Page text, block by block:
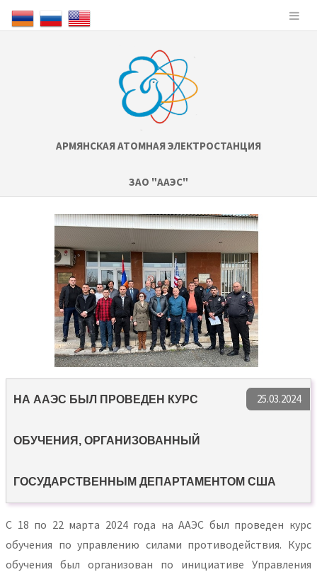
АРМЯНСКАЯ АТОМНАЯ ЭЛЕКТРОСТАНЦИЯ
ЗАО "ААЭС"
25.03.2024
НА ААЭС БЫЛ ПРОВЕДЕН КУРС
ОБУЧЕНИЯ, ОРГАНИЗОВАННЫЙ
ГОСУДАРСТВЕННЫМ ДЕПАРТАМЕНТОМ США
С 18 по 22 марта 2024 года на ААЭС был проведен курс
обучения по управлению силами противодействия. Курс
обучения был организован по инициативе Управления